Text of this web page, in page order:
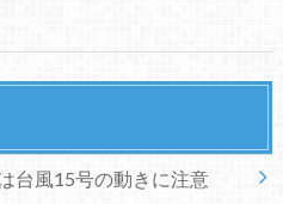
台風15号の動きに注意